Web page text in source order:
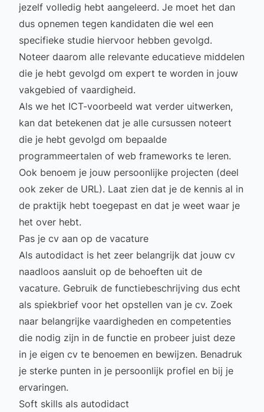
jezelf volledig hebt aangeleerd. Je moet het dan
dus opnemen tegen kandidaten die wel een
specifieke studie hiervoor hebben gevolgd.
Noteer daarom alle relevante educatieve middelen
die je hebt gevolgd om expert te worden in jouw
vakgebied of vaardigheid.
Als we het ICT-voorbeeld wat verder uitwerken,
kan dat betekenen dat je alle cursussen noteert
die je hebt gevolgd om bepaalde
programmeertalen of web frameworks te leren.
Ook benoem je jouw persoonlijke projecten (deel
ook zeker de URL). Laat zien dat je de kennis al in
de praktijk hebt toegepast en dat je weet waar je
het over hebt.
Pas je cv aan op de vacature
Als autodidact is het zeer belangrijk dat jouw cv
naadloos aansluit op de behoeften uit de
vacature. Gebruik de functiebeschrijving dus echt
als spiekbrief voor het opstellen van je cv. Zoek
naar belangrijke vaardigheden en competenties
die nodig zijn in de functie en probeer juist deze
in je eigen cv te benoemen en bewijzen. Benadruk
je sterke punten in je persoonlijk profiel en bij je
ervaringen.
Soft skills als autodidact